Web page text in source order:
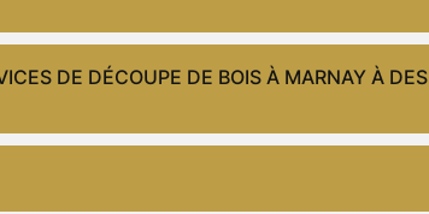
DE DÉCOUPE DE BOIS À MARNAY À DES